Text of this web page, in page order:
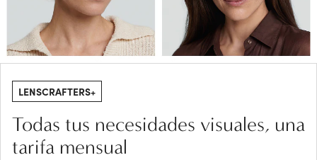
LENSCRAFTERS+
Todas tus necesidades visuales, una
tarifa mensual